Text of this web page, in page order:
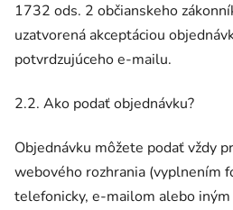
1732 ods. 2 občianskeho
uzatvorená akceptáciou
potvrdzujúceho e-mailu.
2.2. Ako podať objednávku?
Objednávku môžete podať vždy
webového rozhrania (vyplnením
telefonicky, e-mailom alebo